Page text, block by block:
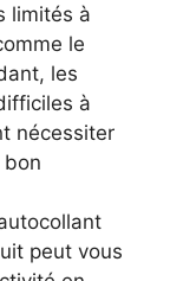
limités à
le
les
à
nécessiter
peut vous